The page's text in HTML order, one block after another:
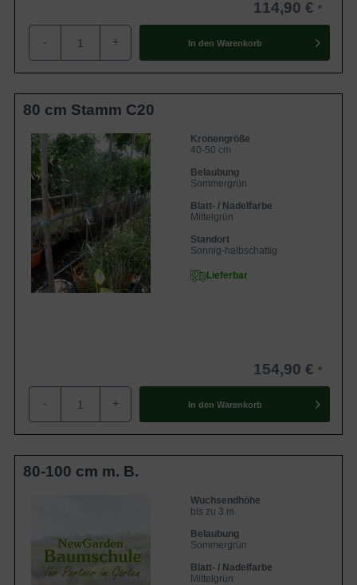
114,90 €
- + In den Warenkorb
80 cm Stamm C20
Kronengröße
40-50 cm
Belaubung
Sommergrün
Blatt- / Nadelfarbe
Mittelgrün
Standort
Sonnig-halbschattig
Lieferbar
154,90 €
- + In den Warenkorb
80-100 cm m. B.
Wuchsendhöhe
bis zu 3 m
Belaubung
Sommergrün
Blatt- / Nadelfarbe
Mittelgrün